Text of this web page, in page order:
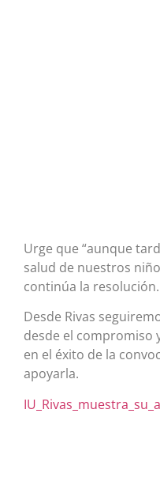
Urge que “aunque
salud de nuestros
continúa la resolución.
Desde Rivas
desde el compromiso
en el éxito de la
apoyarla.